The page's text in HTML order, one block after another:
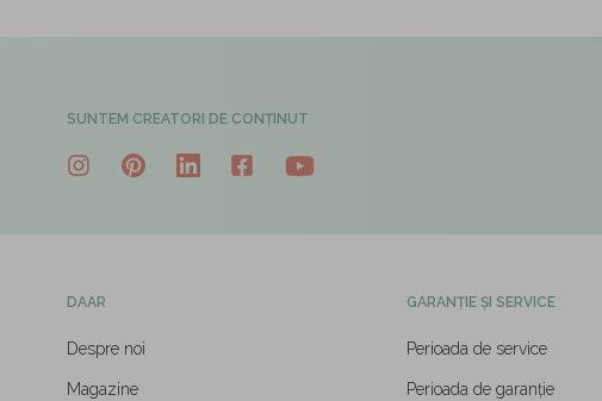
SUNTEM CREATORI DE CONȚINUT
DAAR
Despre noi
Magazine
GARANȚIE ȘI SERVICE
Perioada de service
Perioada de garanție